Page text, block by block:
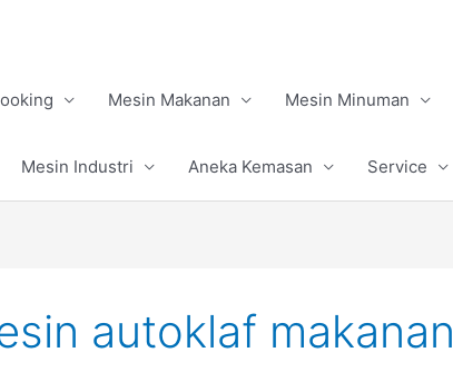
Mesin Makanan Mesin Minuman
Mesin Industri Aneka Kemasan Service
autoklaf makanan